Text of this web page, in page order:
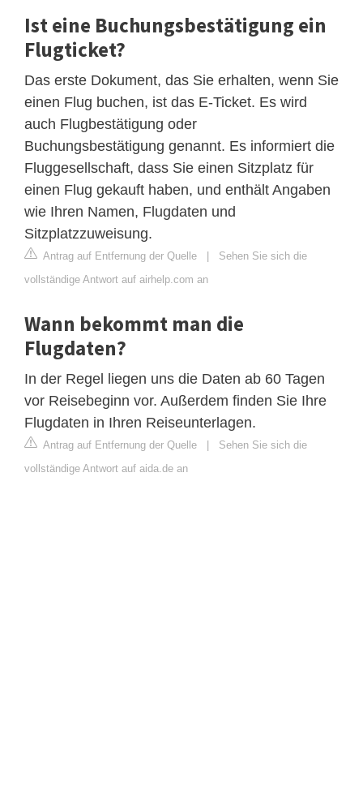
Ist eine Buchungsbestätigung ein
Flugticket?
Das erste Dokument, das Sie erhalten, wenn Sie
einen Flug buchen, ist das E-Ticket. Es wird
auch Flugbestätigung oder
Buchungsbestätigung genannt. Es informiert die
Fluggesellschaft, dass Sie einen Sitzplatz für
einen Flug gekauft haben, und enthält Angaben
wie Ihren Namen, Flugdaten und
Sitzplatzzuweisung.
Antrag auf Entfernung der Quelle | Sehen Sie sich die
vollständige Antwort auf airhelp.com an
Wann bekommt man die
Flugdaten?
In der Regel liegen uns die Daten ab 60 Tagen
vor Reisebeginn vor. Außerdem finden Sie Ihre
Flugdaten in Ihren Reiseunterlagen.
Antrag auf Entfernung der Quelle | Sehen Sie sich die
vollständige Antwort auf aida.de an